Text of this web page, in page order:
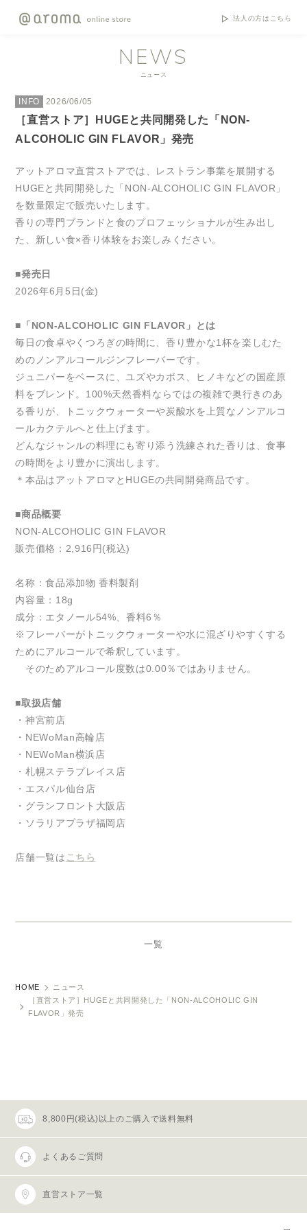
法人の方はこちら
NEWS
ニュース
INFO 2026/06/05
［直営ストア］HUGEと共同開発した「NON-
ALCOHOLIC GIN FLAVOR」発売
アットアロマ直営ストアでは、レストラン事業を展開する
HUGEと共同開発した「NON-ALCOHOLIC GIN FLAVOR」
を数量限定で販売いたします。
香りの専門ブランドと食のプロフェッショナルが生み出し
た、新しい食×香り体験をお楽しみください。
■発売日
2026年6月5日(金)
■「NON-ALCOHOLIC GIN FLAVOR」とは
毎日の食卓やくつろぎの時間に、香り豊かな1杯を楽しむた
めのノンアルコールジンフレーバーです。
ジュニパーをベースに、ユズやカボス、ヒノキなどの国産原
料をブレンド。100%天然香料ならではの複雑で奥行きのあ
る香りが、トニックウォーターや炭酸水を上質なノンアルコ
ールカクテルへと仕上げます。
どんなジャンルの料理にも寄り添う洗練された香りは、食事
の時間をより豊かに演出します。
＊本品はアットアロマとHUGEの共同開発商品です。
■商品概要
NON-ALCOHOLIC GIN FLAVOR
販売価格：2,916円(税込)
名称：食品添加物 香料製剤
内容量：18g
成分：エタノール54%、香料6％
※フレーバーがトニックウォーターや水に混ざりやすくする
ためにアルコールで希釈しています。
そのためアルコール度数は0.00％ではありません。
■取扱店舗
・神宮前店
・NEWoMan高輪店
・NEWoMan横浜店
・札幌ステラプレイス店
・エスパル仙台店
・グランフロント大阪店
・ソラリアプラザ福岡店
店舗一覧は こちら
一覧
HOME
ニュース
［直営ストア］HUGEと共同開発した「NON-ALCOHOLIC GIN
FLAVOR」発売
8,800円(税込)以上のご購入で送料無料
よくあるご質問
直営ストア一覧